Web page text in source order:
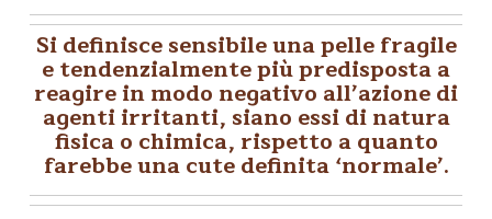
Si definiscesensibileuna pelle fragile
e tendenzialmente piùpredisposta a
reagire in modo negativo all’azione di
agenti irritanti, siano essi di natura
fisica o chimica, rispetto a quanto
farebbe una cute definita ‘normale’.